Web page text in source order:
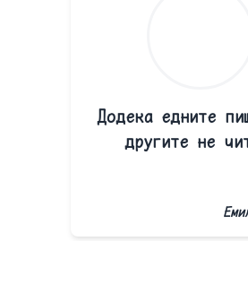
Додека едните
другите не